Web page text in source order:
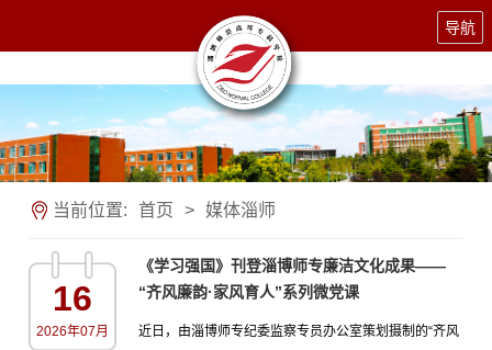
导航
当前位置: 首页 > 媒体淄师
16
2026年07月
《学习强国》刊登淄博师专廉洁文化成果——
“齐风廉韵·家风育人”系列微党课
近日，由淄博师专纪委监察专员办公室策划摄制的“齐风